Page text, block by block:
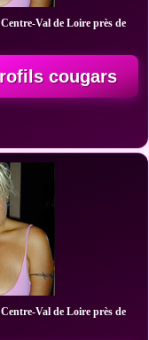
Val de Loire près de
cougars
Val de Loire près de